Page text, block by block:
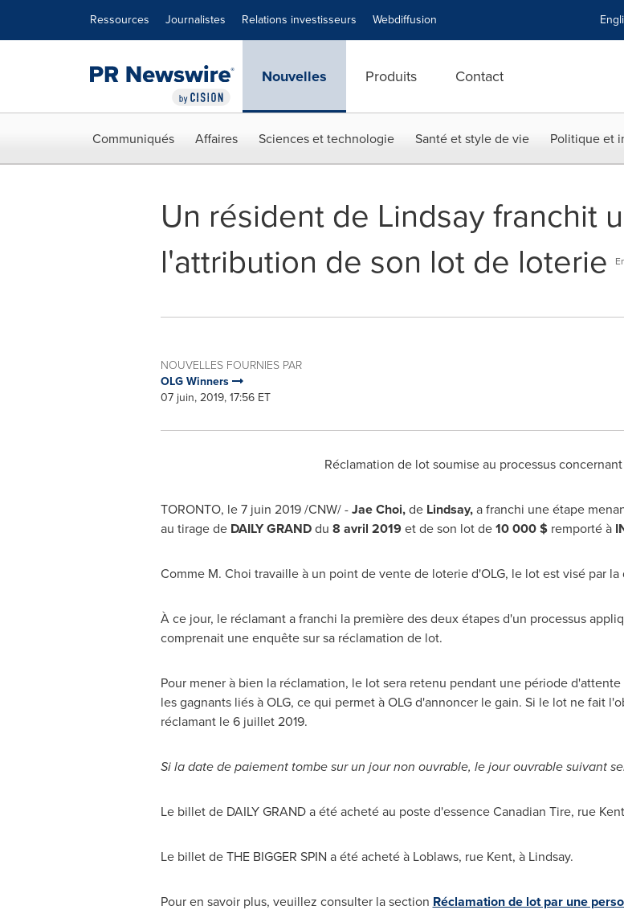
Ressources Journalistes Relations investisseurs Webdiffusion
Nouvelles Produits Contact
Communiqués Affaires Sciences et technologie Santé et style de vie Politique et
Un résident de Lindsay franchit
l'attribution de son lot de loterie
NOUVELLES FOURNIES PAR
OLG Winners
07 juin, 2019, 17:56 ET
Réclamation de lot soumise au processus
TORONTO, le 7 juin 2019 /CNW/ -Jae Choi,de Lindsay,a franchi une étape
au tirage de DAILY GRANDdu 8 avril 2019et de son lot de10 000 $remporté à
Comme M. Choi travaille à un point de vente de loterie d'OLG, le lot est visé par
À ce jour, le réclamant a franchi la première des deux étapes d'un processus
comprenait une enquête sur sa réclamation de lot.
Pour mener à bien la réclamation, le lot sera retenu pendant une période
les gagnants liés à OLG, ce qui permet à OLG d'annoncer le gain. Si le lot ne fait
réclamant le 6 juillet 2019.
Si la date de paiement tombe sur un jour non ouvrable, le jour ouvrable suivant
Le billet de DAILY GRAND a été acheté au poste d'essence Canadian Tire, rue
Le billet de THE BIGGER SPIN a été acheté à Loblaws, rue Kent, à Lindsay.
Pour en savoir plus, veuillez consulter la section Réclamation de lot par une